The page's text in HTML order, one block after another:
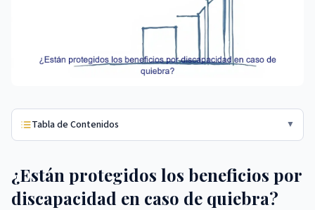
Tabla de Contenidos ▼
¿Están protegidos los beneficios por
discapacidad en caso de quiebra?